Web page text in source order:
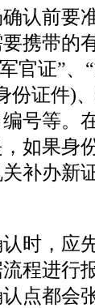
前要
携带的
官证”、
份证件)
号等。
如果身
补办新
，应先
程进行
点都会